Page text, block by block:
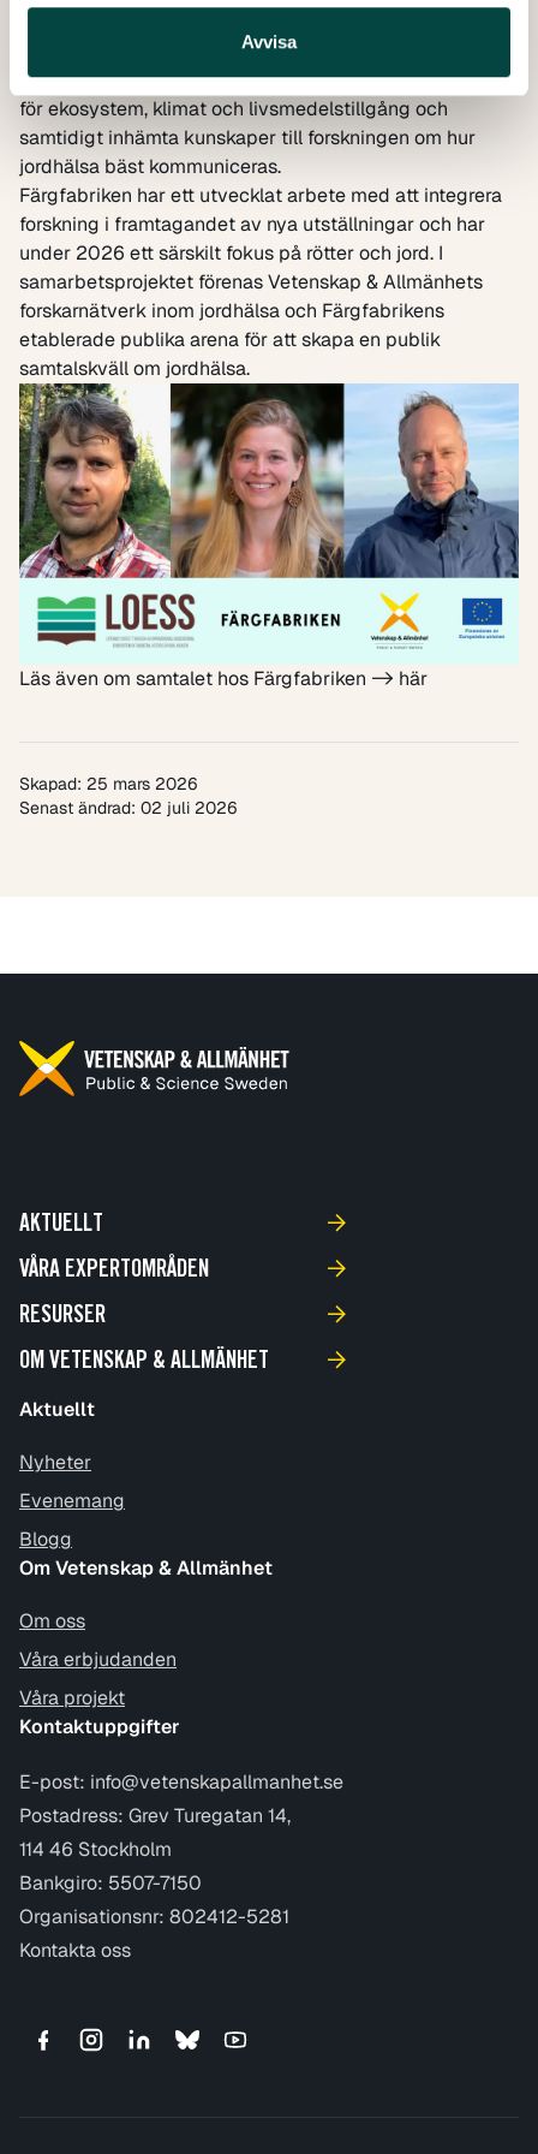
Avvisa
samarbetspartners ett projekt som syftar till att utveckla
kunskapen hos allmänheten om jordhälsans betydelse
för ekosystem, klimat och livsmedelstillgång och
samtidigt inhämta kunskaper till forskningen om hur
jordhälsa bäst kommuniceras.
Färgfabriken har ett utvecklat arbete med att integrera
forskning i framtagandet av nya utställningar och har
under 2026 ett särskilt fokus på rötter och jord. I
samarbetsprojektet förenas Vetenskap & Allmänhets
forskarnätverk inom jordhälsa och Färgfabrikens
etablerade publika arena för att skapa en publik
samtalskväll om jordhälsa.
Läs även om samtalet hos Färgfabriken -> här
Skapad: 25 mars 2026
Senast ändrad: 02 juli 2026
AKTUELLT
VÅRA EXPERTOMRÅDEN
RESURSER
OM VETENSKAP & ALLMÄNHET
Aktuellt
Nyheter
Evenemang
Blogg
Om Vetenskap & Allmänhet
Om oss
Våra erbjudanden
Våra projekt
Kontaktuppgifter
E-post: info@vetenskapallmanhet.se
Postadress: Grev Turegatan 14,
114 46 Stockholm
Bankgiro: 5507-7150
Organisationsnr: 802412-5281
Kontakta oss